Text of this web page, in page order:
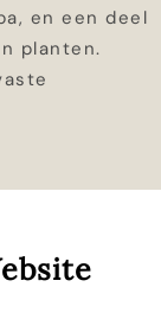
en een deel
planten.